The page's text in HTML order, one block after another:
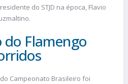
do STJD na época, Flavio
do Flamengo
Campeonato Brasileiro foi